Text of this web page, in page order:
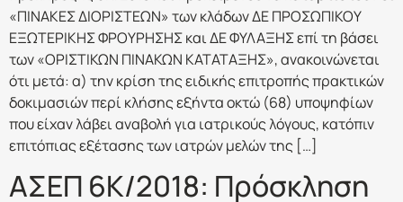
«ΠΙΝΑΚΕΣ ΔΙΟΡΙΣΤΕΩΝ» των κλάδων ΔΕ ΠΡΟΣΩΠΙΚΟΥ
ΕΞΩΤΕΡΙΚΗΣ ΦΡΟΥΡΗΣΗΣ και ΔΕ ΦΥΛΑΞΗΣ επί τη βάσει
των «ΟΡΙΣΤΙΚΩΝ ΠΙΝΑΚΩΝ ΚΑΤΑΤΑΞΗΣ», ανακοινώνεται
ότι μετά: α) την κρίση της ειδικής επιτροπής πρακτικών
δοκιμασιών περί κλήσης εξήντα οκτώ (68) υποψηφίων
που είχαν λάβει αναβολή για ιατρικούς λόγους, κατόπιν
επιτόπιας εξέτασης των ιατρών μελών της […]
ΑΣΕΠ 6Κ/2018: Πρόσκληση